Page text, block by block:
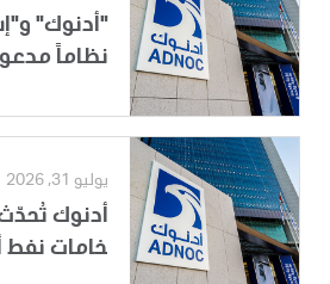
"أدنوك"
نظاماً
يوليو 31, 2026
أدنوك تُحدّث
خامات نفط